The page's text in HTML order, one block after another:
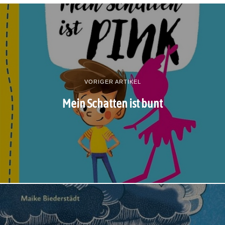
VORIGER ARTIKEL
Mein Schatten ist bunt